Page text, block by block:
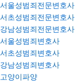
서울성범죄전문변호사
서초성범죄전문변호사
강남성범죄전문변호사
서울성범죄변호사
서초성범죄변호사
강남성범죄변호사
고양이파양